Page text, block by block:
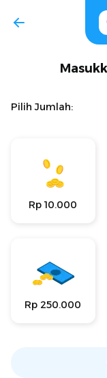
Pilih Jumlah:
Rp 10.000
Rp 250.000